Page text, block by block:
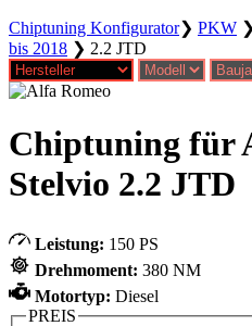
Chiptuning Konfigurator❯ PKW ❯
bis 2018 ❯ 2.2 JTD
Chiptuning für
Stelvio 2.2 JTD
Leistung: 150 PS
Drehmoment: 380 NM
Motortyp: Diesel
PREIS